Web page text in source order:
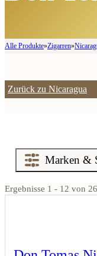
Alle Produkte»Zigarren»
Zurück zu Nicaragua
Ergebnisse 1 - 12 von